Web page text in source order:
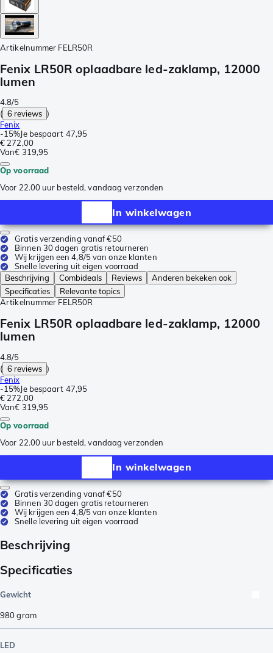
Artikelnummer FELR50R
Fenix LR50R oplaadbare led-zaklamp, 12000
lumen
4.8/5
( 6 reviews )
Fenix
-15%Je bespaart 47,95
€ 272,00
Van€ 319,95
Op voorraad
Voor 22.00 uur besteld, vandaag verzonden
In winkelwagen
Gratis verzending vanaf €50
Binnen 30 dagen gratis retourneren
Wij krijgen een 4,8/5 van onze klanten
Snelle levering uit eigen voorraad
Beschrijving
Combideals Reviews
Anderen bekeken ook
Specificaties
Relevante topics
Artikelnummer FELR50R
Fenix LR50R oplaadbare led-zaklamp, 12000
lumen
4.8/5
( 6 reviews )
Fenix
-15%Je bespaart 47,95
€ 272,00
Van€ 319,95
Op voorraad
Voor 22.00 uur besteld, vandaag verzonden
In winkelwagen
Gratis verzending vanaf €50
Binnen 30 dagen gratis retourneren
Wij krijgen een 4,8/5 van onze klanten
Snelle levering uit eigen voorraad
Beschrijving
Specificaties
Gewicht
980gram
LED